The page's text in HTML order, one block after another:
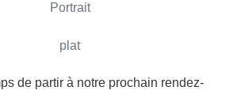
de partir à notre prochain rendez-